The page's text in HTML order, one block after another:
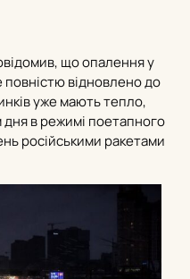
що опалення у
повністю відновлено до
уже мають тепло,
в режимі поетапного
російськими ракетами